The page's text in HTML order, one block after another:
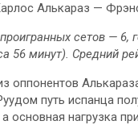
Алькараз —
сетов — 6,
56 минут). Средний
оппонентов
путь испанца
основная нагрузка